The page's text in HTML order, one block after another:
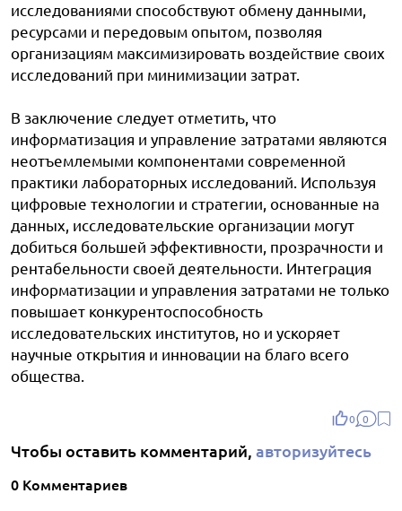
исследованиями способствуют обмену данными,
ресурсами и передовым опытом, позволяя
организациям максимизировать воздействие своих
исследований при минимизации затрат.
В заключение следует отметить, что
информатизация и управление затратами являются
неотъемлемыми компонентами современной
практики лабораторных исследований. Используя
цифровые технологии и стратегии, основанные на
данных, исследовательские организации могут
добиться большей эффективности, прозрачности и
рентабельности своей деятельности. Интеграция
информатизации и управления затратами не только
повышает конкурентоспособность
исследовательских институтов, но и ускоряет
научные открытия и инновации на благо всего
общества.
0 0
Чтобы оставить комментарий, авторизуйтесь
0 Комментариев